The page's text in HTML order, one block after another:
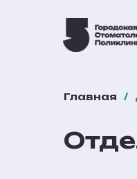
Главная /